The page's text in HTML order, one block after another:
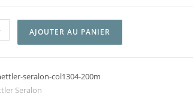
AJOUTER AU PANIER
seralon-col1304-200m
Seralon